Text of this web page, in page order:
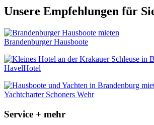
Unsere Empfehlungen für
Brandenburger Hausboote
HavelHotel
Yachtcharter Schoners Wehr
Service + mehr